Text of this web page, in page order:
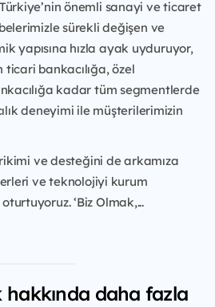
önemli sanayi ve ticaret
sürekli değişen ve
yapısına hızla ayak uyduruyor,
ticari bankacılığa, özel
kadar tüm segmentlerde
deneyimi ile müşterilerimizin
ve desteğini de arkamıza
ve teknolojiyi kurum
‘Biz Olmak,...
daha fazla